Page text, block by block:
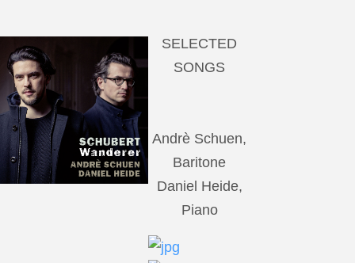
SELECTED
SONGS
Andrè Schuen,
Baritone
Daniel Heide,
Piano